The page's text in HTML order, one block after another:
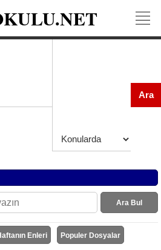
Ara
Ara Bul
Enleri Populer Dosyalar